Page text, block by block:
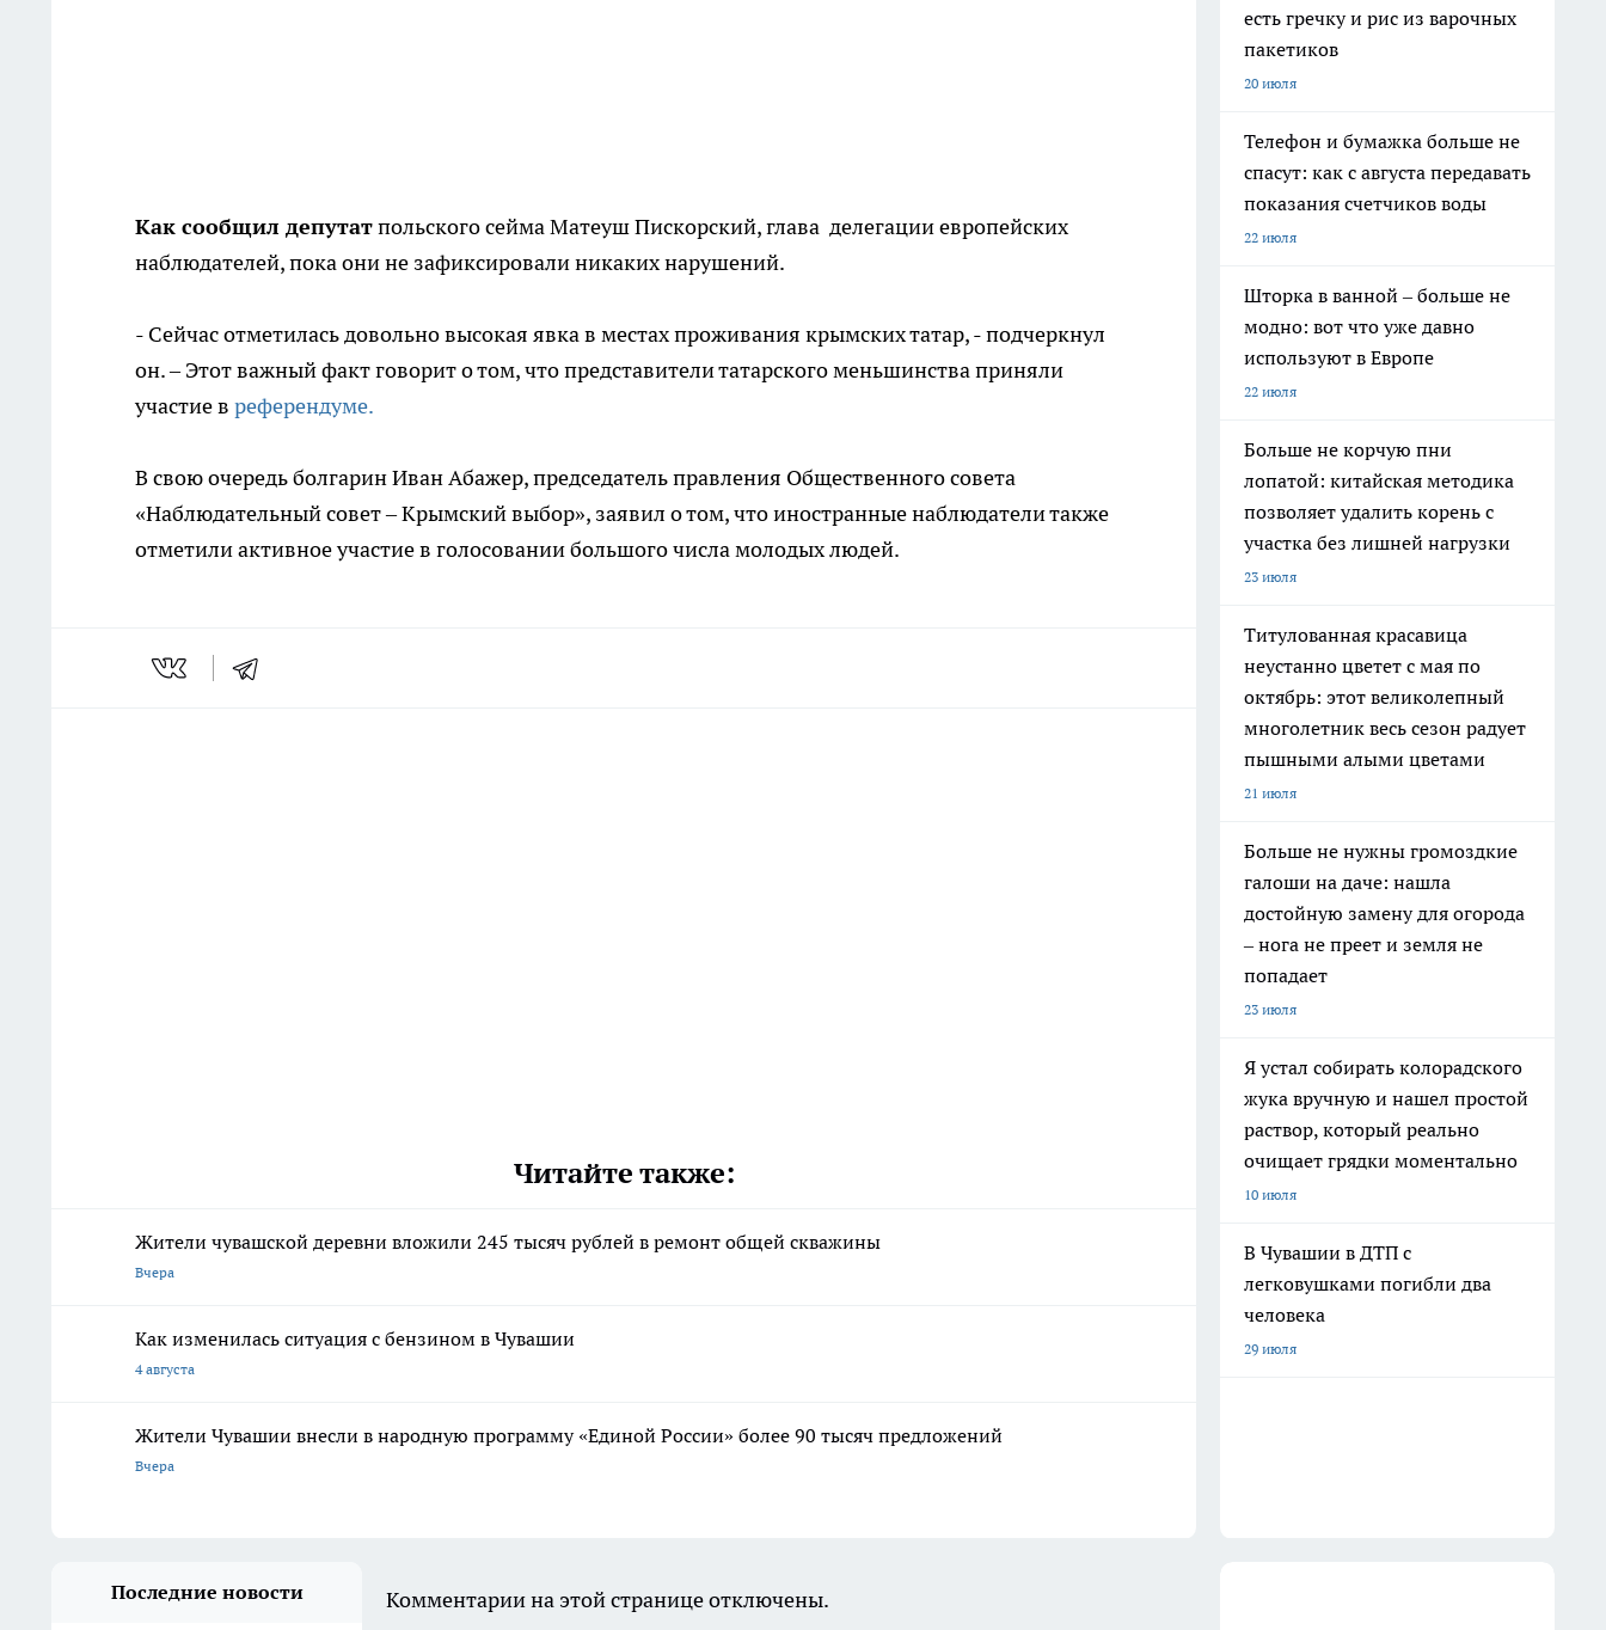
Как сообщил депутатпольского сейма Матеуш Пискорский, глава делегации европейских
наблюдателей, пока они не зафиксировали никаких нарушений.
- Сейчас отметилась довольно высокая явка в местах проживания крымских татар, - подчеркнул
он. – Этот важный факт говорит о том, что представители татарского меньшинства приняли
участие в референдуме.
В свою очередь болгарин Иван Абажер, председатель правления Общественного совета
«Наблюдательный совет – Крымский выбор», заявил о том, что иностранные наблюдатели также
отметили активное участие в голосовании большого числа молодых людей.
Читайте также:
Жители чувашской деревни вложили 245 тысяч рублей в ремонт общей скважины
Вчера
Как изменилась ситуация с бензином в Чувашии
4 августа
Жители Чувашии внесли в народную программу «Единой России» более 90 тысяч предложений
Вчера
есть гречку и рис из варочных
пакетиков
20 июля
Телефон и бумажка больше не
спасут: как с августа передавать
показания счетчиков воды
22 июля
Шторка в ванной – больше не
модно: вот что уже давно
используют в Европе
22 июля
Больше не корчую пни
лопатой: китайская методика
позволяет удалить корень с
участка без лишней нагрузки
23 июля
Титулованная красавица
неустанно цветет с мая по
октябрь: этот великолепный
многолетник весь сезон радует
пышными алыми цветами
21 июля
Больше не нужны громоздкие
галоши на даче: нашла
достойную замену для огорода
– нога не преет и земля не
попадает
23 июля
Я устал собирать колорадского
жука вручную и нашел простой
раствор, который реально
очищает грядки моментально
10 июля
В Чувашии в ДТП с
легковушками погибли два
человека
29 июля
Последние новости Комментарии на этой странице отключены.